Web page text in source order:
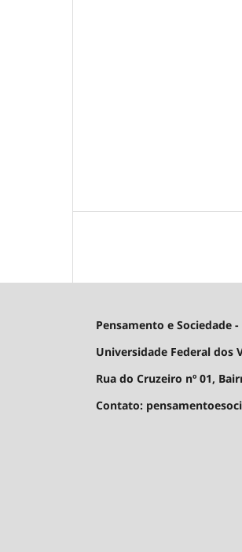
Pensamento e Sociedade -
Universidade Federal dos
Rua do Cruzeiro nº 01,
Contato: